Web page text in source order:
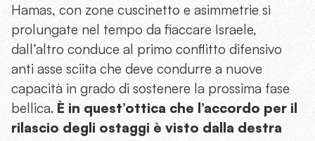
Hamas, con zone cuscinetto e asimmetrie sì
prolungate nel tempo da fiaccare Israele,
dall’altro conduce al primo conflitto difensivo
anti asse sciita che deve condurre a nuove
capacità in grado di sostenere la prossima fase
bellica. È in quest’ottica che l’accordo per il
rilascio degli ostaggi è visto dalla destra